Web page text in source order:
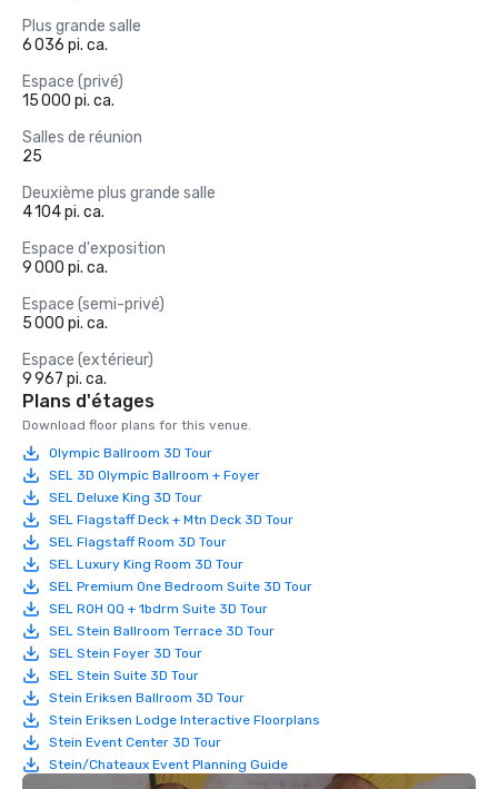
Plus grande salle
6 036 pi. ca.
Espace (privé)
15 000 pi. ca.
Salles de réunion
25
Deuxième plus grande salle
4 104 pi. ca.
Espace d'exposition
9 000 pi. ca.
Espace (semi-privé)
5 000 pi. ca.
Espace (extérieur)
9 967 pi. ca.
Plans d'étages
Download floor plans for this venue.
Olympic Ballroom 3D Tour
SEL 3D Olympic Ballroom + Foyer
SEL Deluxe King 3D Tour
SEL Flagstaff Deck + Mtn Deck 3D Tour
SEL Flagstaff Room 3D Tour
SEL Luxury King Room 3D Tour
SEL Premium One Bedroom Suite 3D Tour
SEL ROH QQ + 1bdrm Suite 3D Tour
SEL Stein Ballroom Terrace 3D Tour
SEL Stein Foyer 3D Tour
SEL Stein Suite 3D Tour
Stein Eriksen Ballroom 3D Tour
Stein Eriksen Lodge Interactive Floorplans
Stein Event Center 3D Tour
Stein/Chateaux Event Planning Guide